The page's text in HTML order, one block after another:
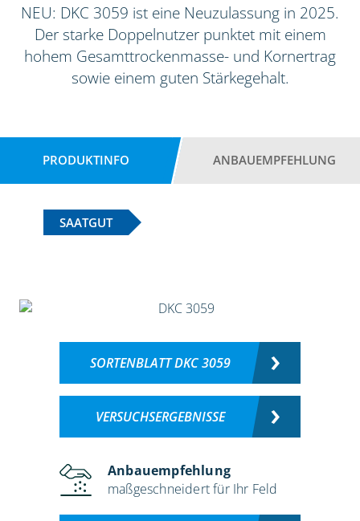
NEU: DKC 3059 ist eine Neuzulassung in 2025.
Der starke Doppelnutzer punktet mit einem
hohem Gesamttrockenmasse- und Kornertrag
sowie einem guten Stärkegehalt.
PRODUKTINFO ANBAUEMPFEHLUNG
SAATGUT
SORTENBLATT DKC 3059
VERSUCHSERGEBNISSE
Anbauempfehlung
maßgeschneidert für Ihr Feld